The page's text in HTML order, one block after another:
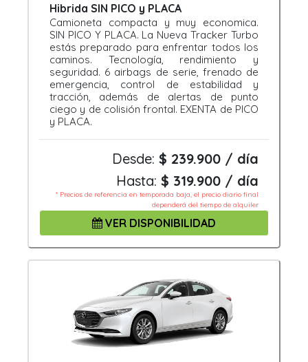
Hibrida SIN PICO y PLACA
Camioneta compacta y muy economica.
SIN PICO Y PLACA. La Nueva Tracker Turbo
estás preparado para enfrentar todos los
caminos. Tecnología, rendimiento y
seguridad. 6 airbags de serie, frenado de
emergencia, control de estabilidad y
tracción, además de alertas de punto
ciego y de colisión frontal. EXENTA de PICO
y PLACA.
Desde: $ 239.900 / día
Hasta: $ 319.900 / día
* Precios de referencia en temporada baja, el precio diario final
dependerá del tiempo de alquiler
VER DISPONIBILIDAD